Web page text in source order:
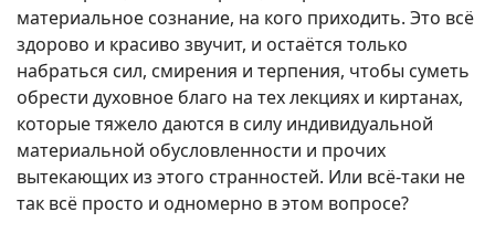
материальное сознание, на кого приходить. Это всё
здорово и красиво звучит, и остаётся только
набраться сил, смирения и терпения, чтобы суметь
обрести духовное благо на тех лекциях и киртанах,
которые тяжело даются в силу индивидуальной
материальной обусловленности и прочих
вытекающих из этого странностей. Или всё-таки не
так всё просто и одномерно в этом вопросе?